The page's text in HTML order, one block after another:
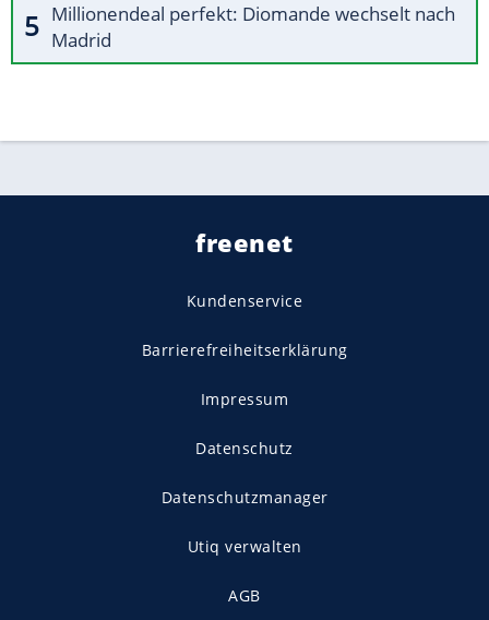
Millionendeal perfekt: Diomande wechselt nach
Madrid
freenet
Kundenservice
Barrierefreiheitserklärung
Impressum
Datenschutz
Datenschutzmanager
Utiq verwalten
AGB